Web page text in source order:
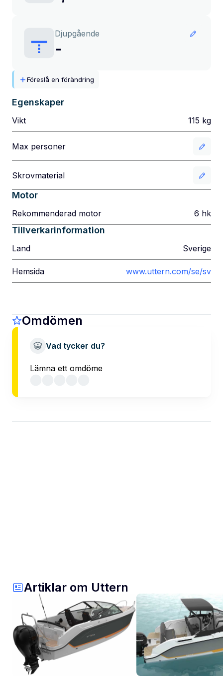
Djupgående
-
Föreslå en förändring
Egenskaper
Vikt 115 kg
Max personer
Skrovmaterial
Motor
Rekommenderad motor 6 hk
Tillverkarinformation
Land Sverige
Hemsida www.uttern.com/se/sv
Omdömen
Vad tycker du?
Lämna ett omdöme
Artiklar om Uttern